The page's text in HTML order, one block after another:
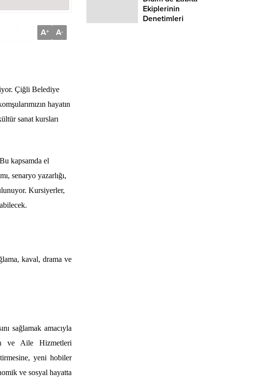
A+ A-
Çiğli Belediye
hayatın
sanat kursları
kapsamda el
senaryo yazarlığı,
Kursiyerler,
kaval, drama ve
sağlamak amacıyla
ve Aile Hizmetleri
yeni hobiler
ve sosyal hayatta
Ekiplerinin
Denetimleri